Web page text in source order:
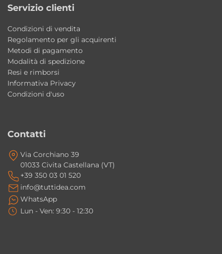
Servizio clienti
Condizioni di vendita
Regolamento per gli acquirenti
Metodi di pagamento
Modalità di spedizione
Resi e rimborsi
Informativa Privacy
Condizioni d'uso
Contatti
Via Corchiano 39
01033 Civita Castellana (VT)
+39 350 03 01 520
info@tuttidea.com
WhatsApp
Lun - Ven: 9:30 - 12:30